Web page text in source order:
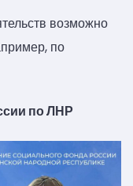
возможно
по
по ЛНР